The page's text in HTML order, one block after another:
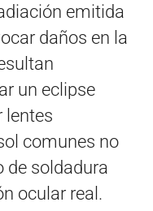
emitida
daños en la
un eclipse
lentes
comunes no
de soldadura
ocular real.